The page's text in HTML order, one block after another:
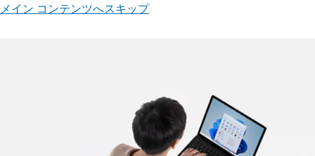
メイン コンテンツへスキップ